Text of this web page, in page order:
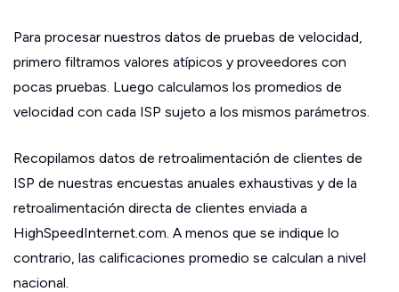
Para procesar nuestros datos de pruebas de velocidad,
primero filtramos valores atípicos y proveedores con
pocas pruebas. Luego calculamos los promedios de
velocidad con cada ISP sujeto a los mismos parámetros.
Recopilamos datos de retroalimentación de clientes de
ISP de nuestras encuestas anuales exhaustivas y de la
retroalimentación directa de clientes enviada a
HighSpeedInternet.com. A menos que se indique lo
contrario, las calificaciones promedio se calculan a nivel
nacional.